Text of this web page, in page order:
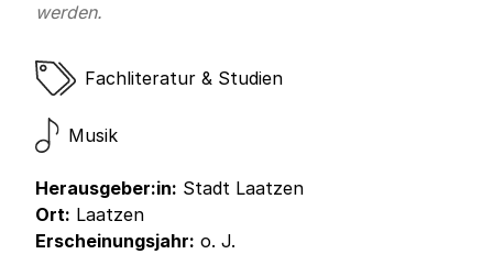
werden.
Fachliteratur & Studien
Musik
Herausgeber:in: Stadt Laatzen
Ort: Laatzen
Erscheinungsjahr: o. J.